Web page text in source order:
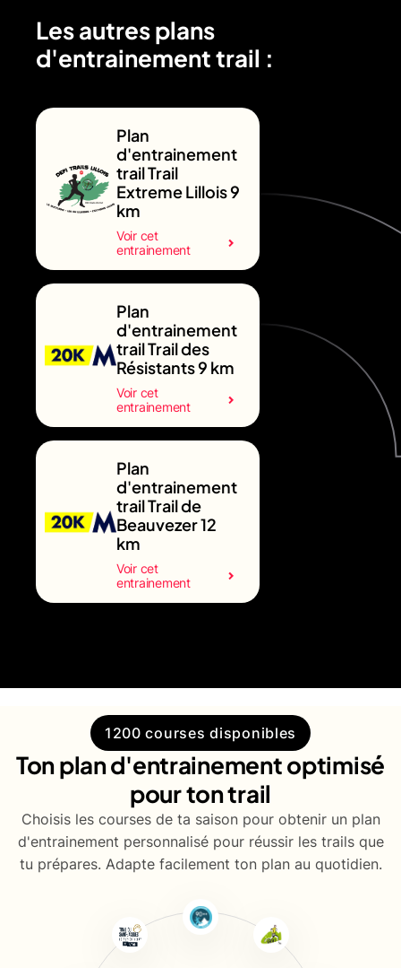
Les autres plans
d'entrainement trail :
Plan
d'entrainement
trail Trail
Extreme Lillois 9
km
Voir cet
entrainement
Plan
d'entrainement
trail Trail des
Résistants 9 km
Voir cet
entrainement
Plan
d'entrainement
trail Trail de
Beauvezer 12
km
Voir cet
entrainement
1200 courses disponibles
Ton plan d'entrainement optimisé
pour ton trail
Choisis les courses de ta saison pour obtenir un plan
d'entrainement personnalisé pour réussir les trails que
tu prépares. Adapte facilement ton plan au quotidien.